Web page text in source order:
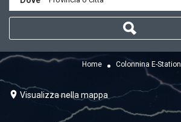
Home Colonnina E-Station
Visualizza nella mappa